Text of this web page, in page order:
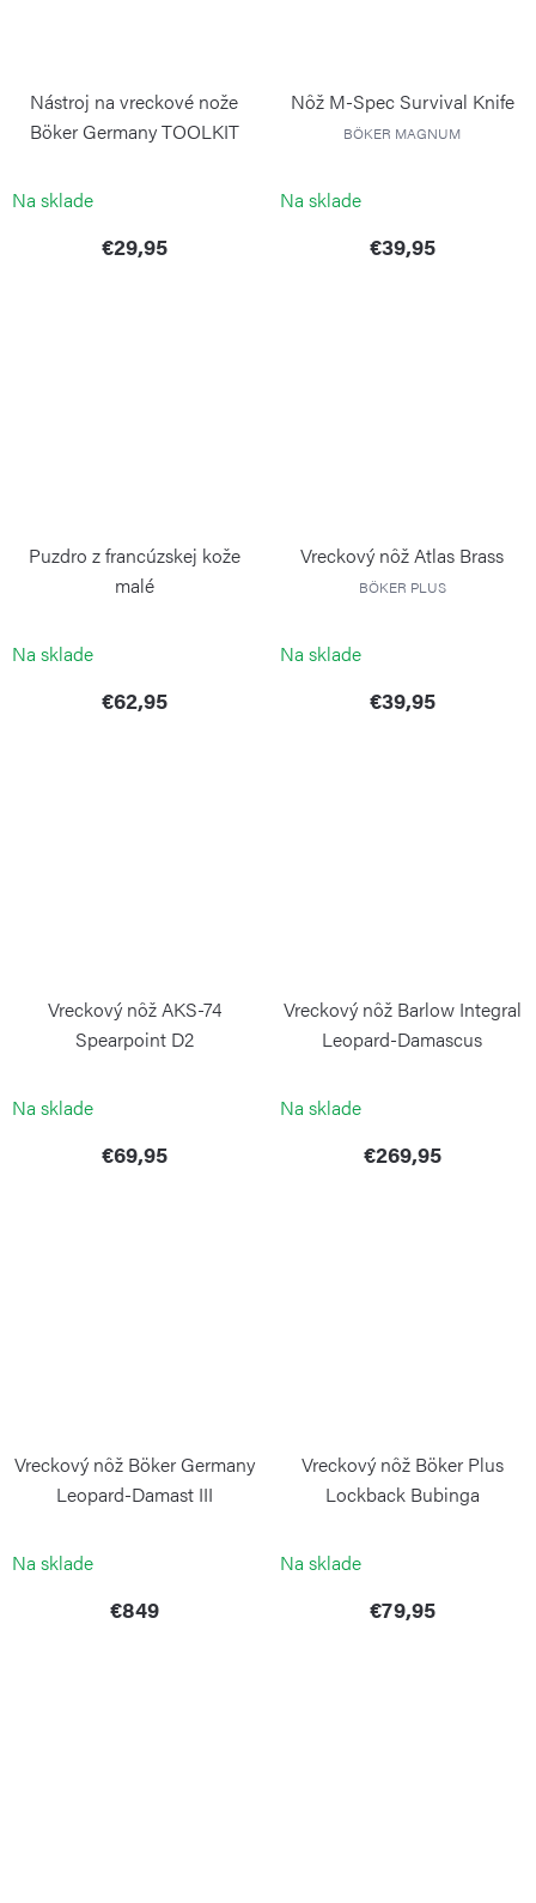
Nástroj na vreckové nože
Böker Germany TOOLKIT
Na sklade
€29,95
Nôž M-Spec Survival Knife
BÖKER MAGNUM
Na sklade
€39,95
Puzdro z francúzskej kože
malé
Na sklade
€62,95
Vreckový nôž Atlas Brass
BÖKER PLUS
Na sklade
€39,95
Vreckový nôž AKS-74
Spearpoint D2
Na sklade
€69,95
Vreckový nôž Barlow Integral
Leopard-Damascus
Na sklade
€269,95
Vreckový nôž Böker Germany
Leopard-Damast III
BÖKER SOLINGEN
Na sklade
€849
Vreckový nôž Böker Plus
Lockback Bubinga
Na sklade
€79,95